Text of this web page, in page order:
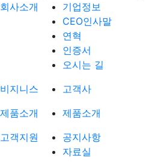
회사소개
기업정보
CEO인사말
연혁
인증서
오시는 길
비지니스
고객사
제품소개
제품소개
고객지원
공지사항
자료실